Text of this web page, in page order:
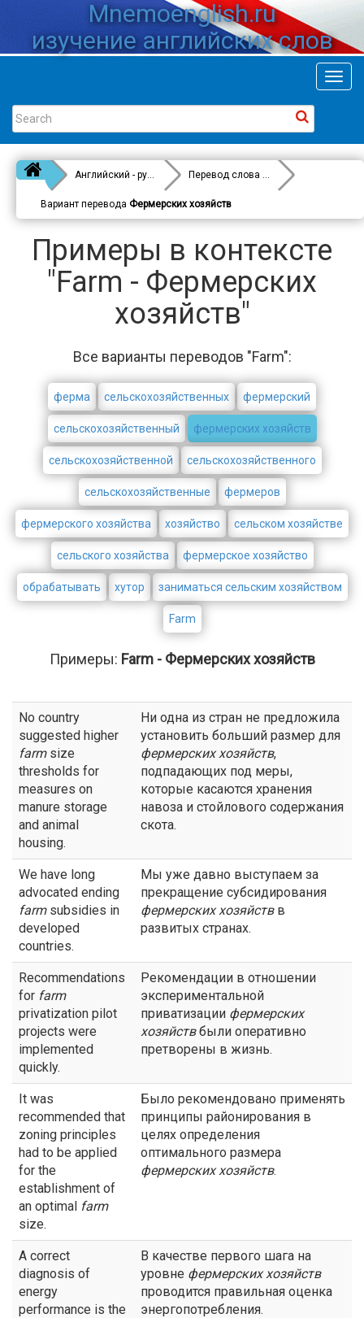
Mnemoenglish.ru
изучение английских слов
Английский - русский Перевод слова
Farm
Вариант перевода Фермерских хозяйств
Примеры в контексте
"Farm - Фермерских
хозяйств"
Все варианты переводов "Farm":
ферма сельскохозяйственных фермерский
сельскохозяйственный фермерских хозяйств
сельскохозяйственной сельскохозяйственного
сельскохозяйственные фермеров
фермерского хозяйства хозяйство сельском хозяйстве
сельского хозяйства фермерское хозяйство
обрабатывать хутор заниматься сельским хозяйством
Farm
Примеры: Farm - Фермерских хозяйств
No country
suggested higher
farmsize
thresholds for
measures on
manure storage
and animal
housing.
Ни одна из стран не предложила
установить больший размер для
фермерских хозяйств,
подпадающих под меры,
которые касаются хранения
навоза и стойлового содержания
скота.
We have long
advocated ending
farmsubsidies in
developed
countries.
Мы уже давно выступаем за
прекращение субсидирования
фермерских хозяйствв
развитых странах.
Recommendations
for farm
privatization pilot
projects were
implemented
quickly.
Рекомендации в отношении
экспериментальной
приватизации фермерских
хозяйствбыли оперативно
претворены в жизнь.
It was
recommended that
zoning principles
had to be applied
for the
establishment of
an optimal farm
size.
Было рекомендовано применять
принципы районирования в
целях определения
оптимального размера
фермерских хозяйств.
A correct
diagnosis of
energy
performance is the
В качестве первого шага на
уровне фермерских хозяйств
проводится правильная оценка
энергопотребления.